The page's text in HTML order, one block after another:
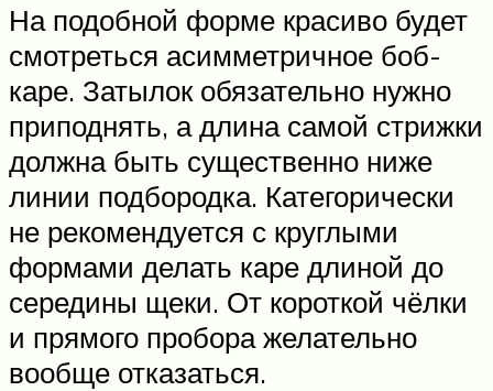
На подобной форме красиво будет
смотреться асимметричное боб-
каре. Затылок обязательно нужно
приподнять, а длина самой стрижки
должна быть существенно ниже
линии подбородка. Категорически
не рекомендуется с круглыми
формами делать каре длиной до
середины щеки. От короткой чёлки
и прямого пробора желательно
вообще отказаться.